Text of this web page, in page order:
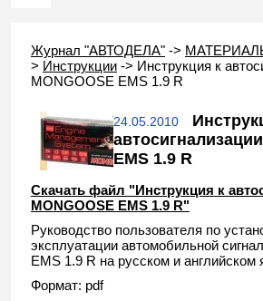
Журнал "АВТОДЕЛА" ->
> Инструкции -> Инструкция к
MONGOOSE EMS 1.9 R
24.05.2010
EMS 1.9 R
Скачать файл "Инструкция к
MONGOOSE EMS 1.9 R"
Руководство пользователя по
эксплуатации автомобильной
EMS 1.9 R на русском и английском
Формат: pdf